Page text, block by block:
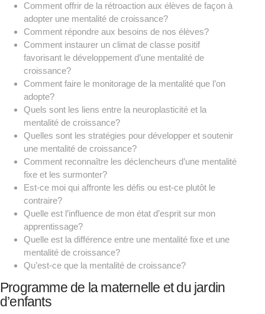
Comment offrir de la rétroaction aux élèves de façon à
adopter une mentalité de croissance?
Comment répondre aux besoins de nos élèves?
Comment instaurer un climat de classe positif
favorisant le développement d’une mentalité de
croissance?
Comment faire le monitorage de la mentalité que l’on
adopte?
Quels sont les liens entre la neuroplasticité et la
mentalité de croissance?
Quelles sont les stratégies pour développer et soutenir
une mentalité de croissance?
Comment reconnaître les déclencheurs d’une mentalité
fixe et les surmonter?
Est-ce moi qui affronte les défis ou est-ce plutôt le
contraire?
Quelle est l’influence de mon état d’esprit sur mon
apprentissage?
Quelle est la différence entre une mentalité fixe et une
mentalité de croissance?
Qu’est-ce que la mentalité de croissance?
Programme de la maternelle et du jardin
d’enfants